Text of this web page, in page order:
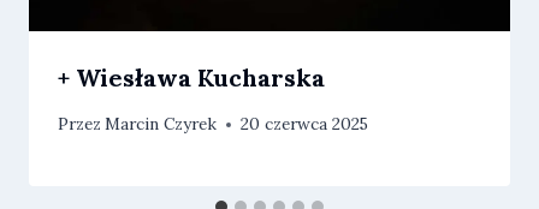
+ Wiesława Kucharska
Przez Marcin Czyrek 20 czerwca 2025